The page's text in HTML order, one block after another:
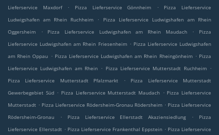
Lieferservice Maxdorf
. Pizza Lieferservice Gönnheim .
Pizza Lieferservice
Ludwigshafen am Rhein Ruchheim
.
Pizza Lieferservice Ludwigshafen am Rhein
Oggersheim
. Pizza Lieferservice Ludwigshafen am Rhein Maudach .
Pizza
Lieferservice Ludwigshafen am Rhein Friesenheim . Pizza Lieferservice Ludwigshafen
am Rhein Oppau . Pizza Lieferservice Ludwigshafen am Rhein Rheingönheim . Pizza
Lieferservice Ludwigshafen am Rhein . Pizza Lieferservice Mutterstadt Ruchheim .
Pizza Lieferservice Mutterstadt Pfalzmarkt
.
Pizza Lieferservice Mutterstadt
Gewerbegebiet Süd . Pizza Lieferservice Mutterstadt Maudach . Pizza Lieferservice
Mutterstadt . Pizza Lieferservice Rödersheim-Gronau Rödersheim . Pizza Lieferservice
Rödersheim-Gronau
. Pizza Lieferservice Ellerstadt Akaziensiedlung .
Pizza
Lieferservice Ellerstadt . Pizza Lieferservice Frankenthal Eppstein . Pizza Lieferservice